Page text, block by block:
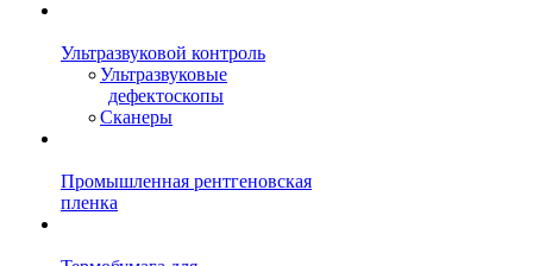
Ультразвуковой контроль
Ультразвуковые
дефектоскопы
Сканеры
Промышленная рентгеновская
пленка